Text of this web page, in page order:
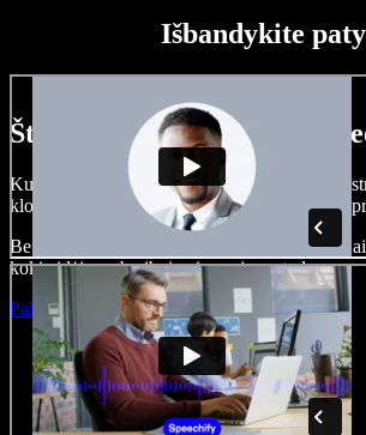
Išbandykite
Štai ką galite nuveikti su
Kurkite įgarsinimus, pridėkite nemokamų
klonuokite balsą – kurkite pilnus, įspūdingus
Be jokių mokymų ir viskas naršyklėje –
kokią idėją, neberibojami senųjų metodų.
Paleisti studiją